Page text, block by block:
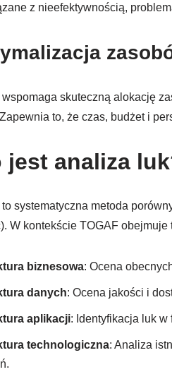
z nieefektywnością,
skuteczną alokację
to, że czas, budżet i
jest analiza
systematyczna metoda
W kontekście TOGAF
biznesowa: Ocena
danych: Ocena jakości i
aplikacji: Identyfikacja luk
technologiczna: Analiza